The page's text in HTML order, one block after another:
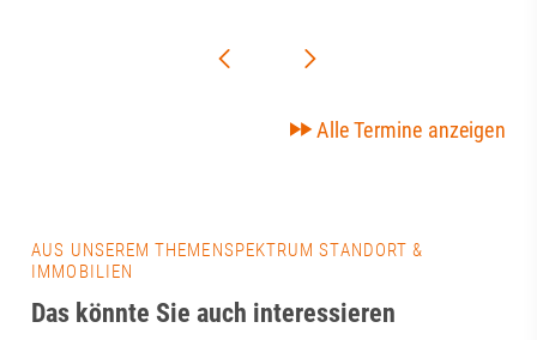
Alle Termine anzeigen
AUS UNSEREM THEMENSPEKTRUM STANDORT &
IMMOBILIEN
Das könnte Sie auch interessieren